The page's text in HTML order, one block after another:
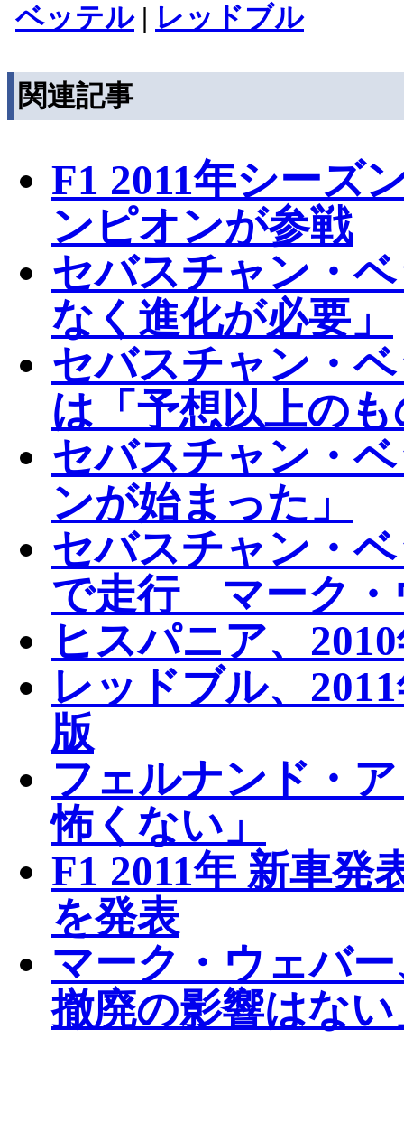
ベッテル| レッドブル
関連記事
F1 2011年シーズ
ンピオンが参戦
セバスチャン・
なく進化が必要」
セバスチャン・
は「予想以上の
セバスチャン・
ンが始まった」
セバスチャン・
で走行 マーク・
ヒスパニア、
レッドブル、
版
フェルナンド・
怖くない」
F1 2011年 新車
を発表
マーク・ウェバ
撤廃の影響はない